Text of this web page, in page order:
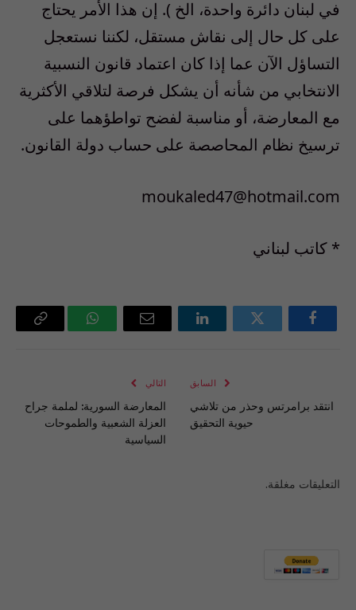
في لبنان دائرة واحدة، الخ ). إن هذا الأمر يحتاج
على كل حال إلى نقاش مستقل، لكننا نستعجل
التساؤل الآن عما إذا كان اعتماد قانون النسبية
الانتخابي من شأنه أن يشكل فرصة لتلاقي الأكثرية
مع المعارضة، أو مناسبة لفضح تواطؤهما على
ترسيخ نظام المحاصصة على حساب دولة القانون.
moukaled47@hotmail.com
* كاتب لبناني
فيسبوك تويتر لينكدإن
البريد
واتساب Copy
السابق
انتقد برامرتس وحذر من تلاشي
حيوية التحقيق
التالي
المعارضة السورية: لملمة جراح
العزلة الشعبية والطموحات
السياسية
التعليقات مغلقة.